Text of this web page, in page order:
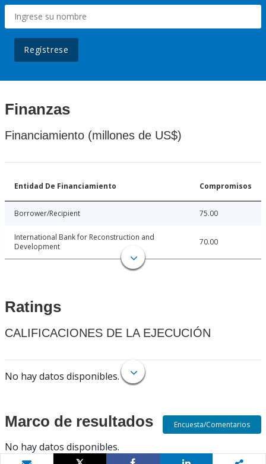
Regístrese
Finanzas
Financiamiento (millones de US$)
Entidad De Financiamiento Compromisos
Borrower/Recipient 75.00
International Bank for Reconstruction and
Development
70.00
Ratings
CALIFICACIONES DE LA EJECUCIÓN
No hay datos disponibles.
Marco de resultados
No hay datos disponibles.
Encuesta/Comentarios